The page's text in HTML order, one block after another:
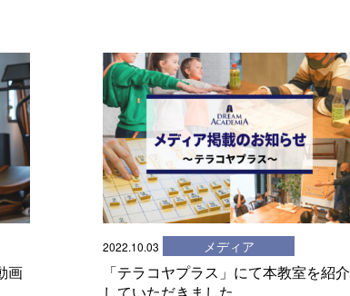
画
2022.10.03 メディア
「テラコヤプラス」にて本教室を紹介